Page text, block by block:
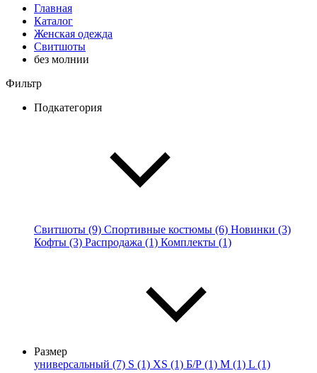
Главная
Каталог
Женская одежда
Свитшоты
без молнии
Фильтр
Подкатегория
Свитшоты (9) Спортивные костюмы (6) Новинки (3)
Кофты (3) Распродажа (1) Комплекты (1)
Размер
универсальный (7) S (1) XS (1) Б/Р (1) M (1) L (1)